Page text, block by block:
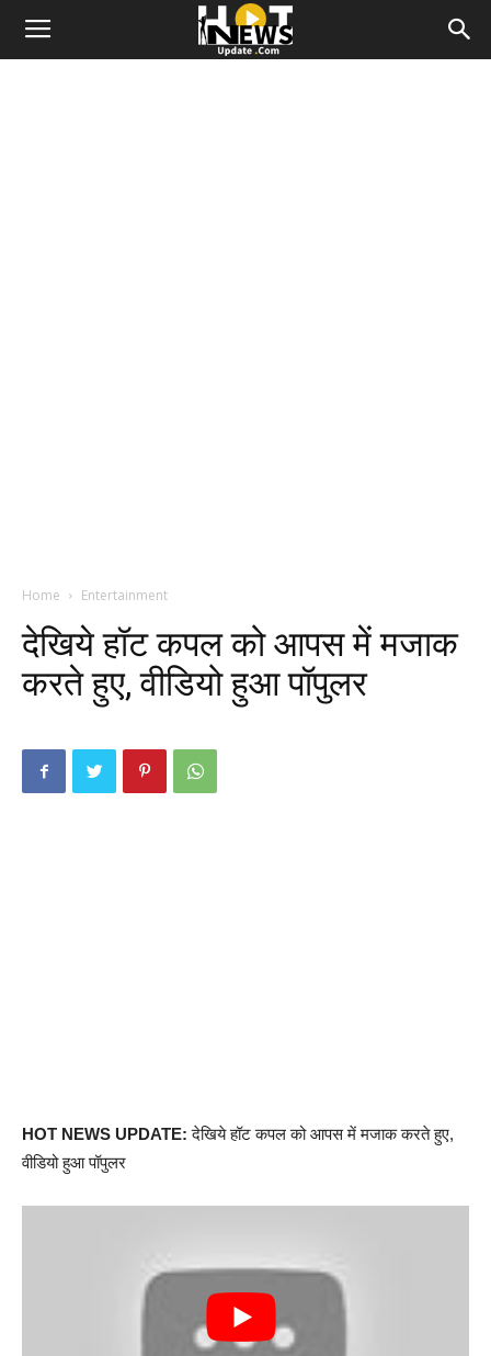
Home Entertainment
देखिये हॉट कपल को आपस में मजाक
करते हुए, वीडियो हुआ पॉपुलर
HOT NEWS UPDATE: देखिये हॉट कपल को आपस में मजाक करते हुए,
वीडियो हुआ पॉपुलर